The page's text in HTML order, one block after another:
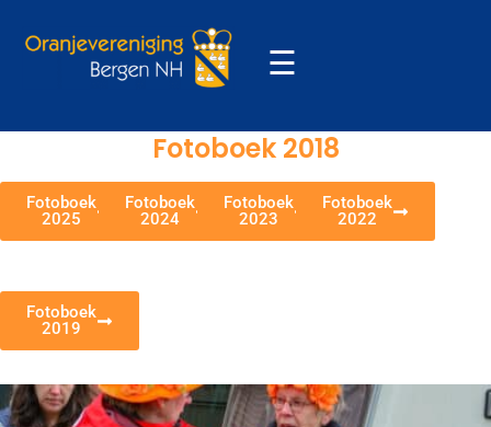
☰
Fotoboek 2018
Fotoboek
2025
Fotoboek
2024
Fotoboek
2023
Fotoboek
2022
Fotoboek
2019